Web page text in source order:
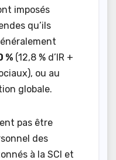
imposés
qu’ils
% (12,8 % d’IR +
ou au
globale.
pas être
des
à la SCI et